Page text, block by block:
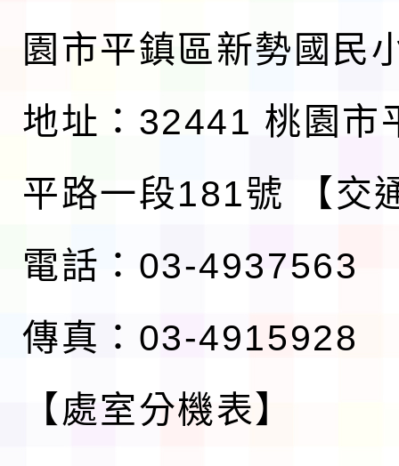
園市平鎮區新勢國民
地址：32441 桃園市
平路一段181號
【交
電話：03-4937563
傳真：03-4915928
【處室分機表】